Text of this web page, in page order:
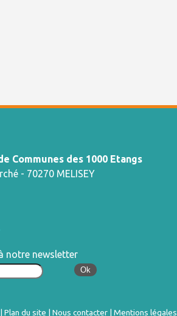
Communes des 1000 Etangs
- 70270 MELISEY
notre newsletter
| Plan du site | Nous contacter | Mentions légales